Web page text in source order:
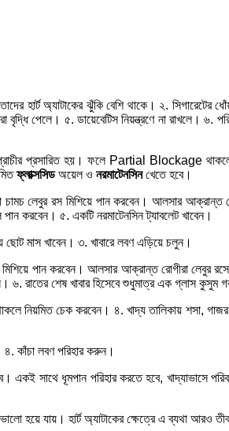
হার্ট অ্যাটাকের ঝুঁকি বেশি থাকে। ২. সিগারেটের
পেলে। ৫. ডায়েবেটিস নিয়ন্ত্রণে না রাখলে। ৬.
প্রাচীর প্রসারিত হয়। ফলে Partial Blockage
ফ্লাক্সসিডঅয়েল ও নরমাটেনসিনখেতে হবে।
লেবুর রস মিশিয়ে পান করবেন। আলসার আক্রান্ত
করবেন। ৫. একটি নরমাটেনসিন ট্যাবলেট খাবেন।
মাস খাবেন। ৩. খাবারে লবণ এড়িয়ে চলুন।
পান করবেন। আলসার আক্রান্ত রোগীরা লেবুর
রাতের শেষ খাবার হিসেবে শুধুমাত্র এক গ্লাস কুসুম
নিয়মিত চেক করবেন। ৪. খাদ্য তালিকায় শসা,
৪. কাঁচা লবণ পরিহার করুন।
একই সাথে ধূমপান পরিহার করতে হবে, খাদ্যাভাসে
হয়ে যায়। হার্ট অ্যাটাকের ক্ষেত্রে এ ব্যথা আরও